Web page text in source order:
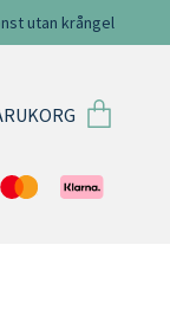
utan krångel